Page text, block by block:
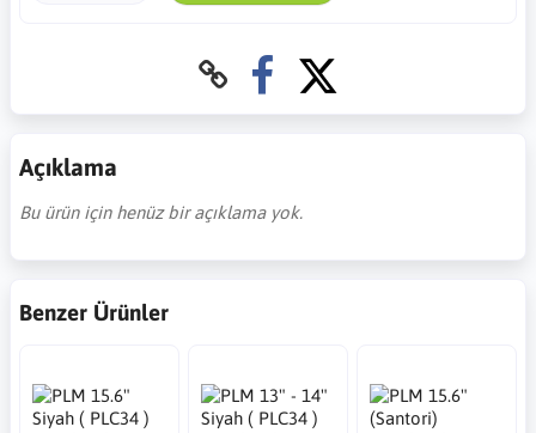
Açıklama
Bu ürün için henüz bir açıklama yok.
Benzer Ürünler